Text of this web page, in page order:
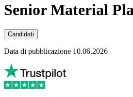
Senior Material
Candidati
Data di pubblicazione 10.06.2026